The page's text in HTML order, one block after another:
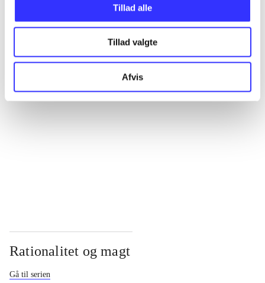
Tillad alle
Tillad valgte
Afvis
Rationalitet og magt
Gå til serien